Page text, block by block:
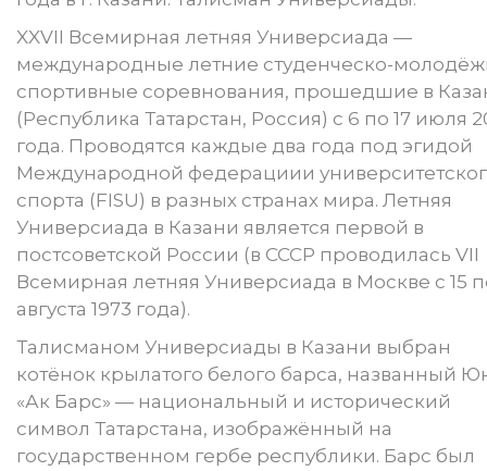
XXVII Всемирная летняя Универсиада —
международные летние студенческо-
спортивные соревнования, прошедшие в
(Республика Татарстан, Россия) с 6 по 17 июля
года. Проводятся каждые два года под эгидой
Международной федерациии
спорта (FISU) в разных странах мира. Летняя
Универсиада в Казани является первой в
постсоветской России (в СССР проводилась VII
Всемирная летняя Универсиада в Москве с 15
августа 1973 года).
Талисманом Универсиады в Казани выбран
котёнок крылатого белого барса, названный
«Ак Барс» — национальный и исторический
символ Татарстана, изображённый на
государственном гербе республики. Барс был